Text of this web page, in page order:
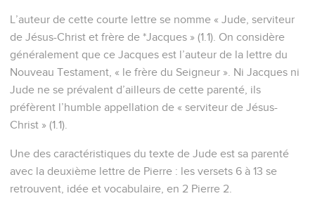
L’auteur de cette courte lettre se nomme « Jude, serviteur
de Jésus-Christ et frère de *Jacques » (1.1). On considère
généralement que ce Jacques est l’auteur de la lettre du
Nouveau Testament, « le frère du Seigneur ». Ni Jacques ni
Jude ne se prévalent d’ailleurs de cette parenté, ils
préfèrent l’humble appellation de « serviteur de Jésus-
Christ » (1.1).
Une des caractéristiques du texte de Jude est sa parenté
avec la deuxième lettre de Pierre : les versets 6 à 13 se
retrouvent, idée et vocabulaire, en 2 Pierre 2.